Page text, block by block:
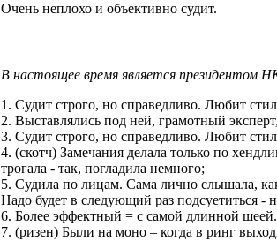
Очень неплохо и объективно судит.
В настоящее время является президентом
1. Судит строго, но справедливо. Любит
2. Выставлялись под ней, грамотный
3. Судит строго, но справедливо. Любит
4. (скотч) Замечания делала только по
трогала - так, погладила немного;
5. Судила по лицам. Сама лично слышала,
Надо будет в следующий раз подсуетиться -
6. Более эффектный = с самой длинной
7. (ризен) Были на моно – когда в ринг